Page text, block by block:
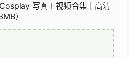
写真＋视频合集｜高清
）